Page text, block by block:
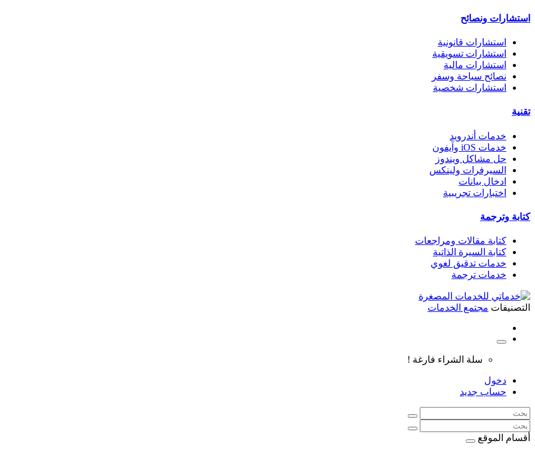
استشارات ونصائح
استشارات قانونية
استشارات تسويقية
استشارات مالية
نصائح سياحة وسفر
استشارات شخصية
تقنية
خدمات أندرويد
خدمات iOS وآيفون
حل مشاكل ويندوز
السيرفرات ولينكس
ادخال بيانات
اختبارات تجريبية
كتابة وترجمة
كتابة مقالات ومراجعات
كتابة السيرة الذاتية
خدمات تدقيق لغوي
خدمات ترجمة
التصنيفات مجتمع الخدمات
سلة الشراء فارغة !
دخول
حساب جديد
أقسام الموقع